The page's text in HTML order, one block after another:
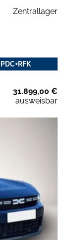
Zentrallager
31.899,00 €
ausweisbar